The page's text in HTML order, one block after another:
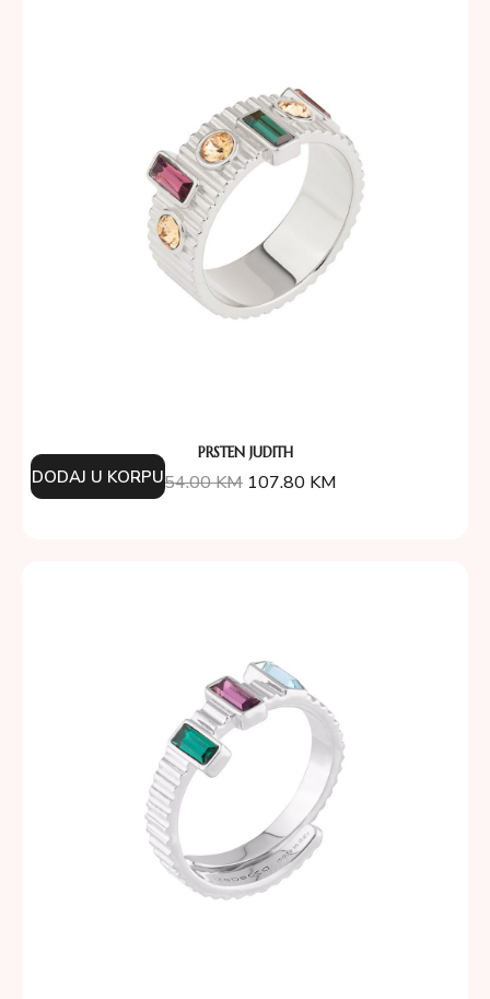
PRSTEN JUDITH
154.00KM 107.80 KM
DODAJ U KORPU